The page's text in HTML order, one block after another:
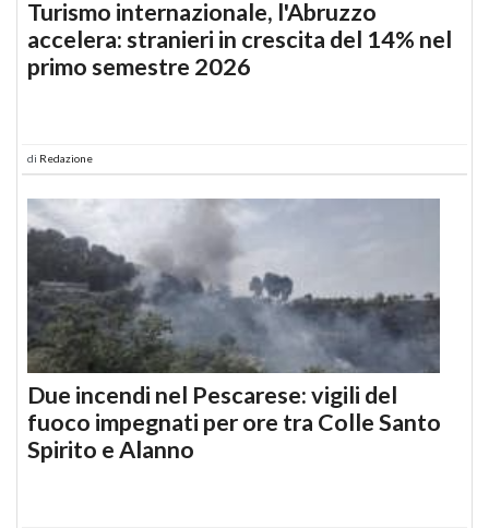
Turismo internazionale, l'Abruzzo
accelera: stranieri in crescita del 14% nel
primo semestre 2026
di Redazione
Due incendi nel Pescarese: vigili del
fuoco impegnati per ore tra Colle Santo
Spirito e Alanno